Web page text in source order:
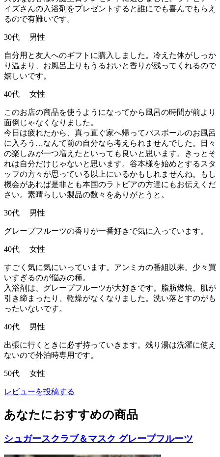
イズさんの入浴剤をプレゼントすると誰にでも喜んでもらえ
るので有難いです。
30代 男性
自分用と友人へのギフトに購入しました。冷えた体がしっか
り温まり、お風呂上りもうるおいと香りが残ってくれるので
嬉しいです。
40代 女性
このお店の商品を使うようになってから風呂の時間が前より
面倒じゃなくなりました。
今日は疲れたから、真っ直ぐ家へ帰ってバスボールのお風呂
に入ろう…なんて前の自分なら考えられませんでした。日々
の楽しみが一つ増えたといっても良いと思います。きっとそ
れは自分だけじゃないと思います。谷本様を始めとするスタ
ッフの方々が思っている以上にいるかもしれませんね。もし
機会があれば是非とも本国のラトビアの方達にもお伝えくだ
さい。素晴らしい製品の数々をありがとうと。
30代 男性
グレープフルーツの香りが一番好きで気に入っています。
40代 女性
すごく気に気にいっています。アンミカの番組以来。少々買
いすぎるのが悩みの種。
入浴剤は、グレープフルーツが大好きです。脂肪燃焼、肌が
引き締まったり、乾燥がなくなりました。洗い落とすのがも
ったいないです。
40代 男性
出張に行くときに必ず持っていきます。残り湯は洗濯に使え
ないので外泊時専用です。
50代 女性
レビューを投稿する
あなたにおすすめの商品
シュガースクラブ＆マスク グレープフルーツ